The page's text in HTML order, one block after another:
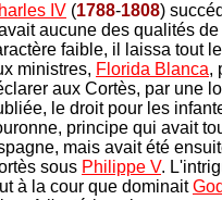
IV (1788-1808)
aucune des qualités
faible, il laissa tout
ministres, Florida Blanca,
aux Cortès, par une
le droit pour les
principe qui avait
mais avait été
sous Philippe V.
à la cour que dominait